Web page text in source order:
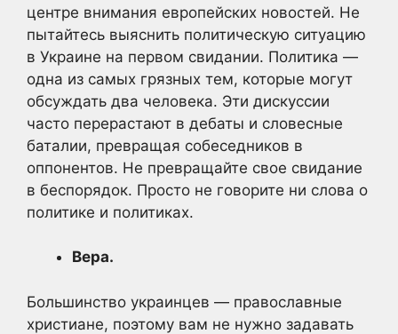
центре внимания европейских новостей. Не
пытайтесь выяснить политическую ситуацию
в Украине на первом свидании. Политика —
одна из самых грязных тем, которые могут
обсуждать два человека. Эти дискуссии
часто перерастают в дебаты и словесные
баталии, превращая собеседников в
оппонентов. Не превращайте свое свидание
в беспорядок. Просто не говорите ни слова о
политике и политиках.
Вера.
Большинство украинцев — православные
христиане, поэтому вам не нужно задавать